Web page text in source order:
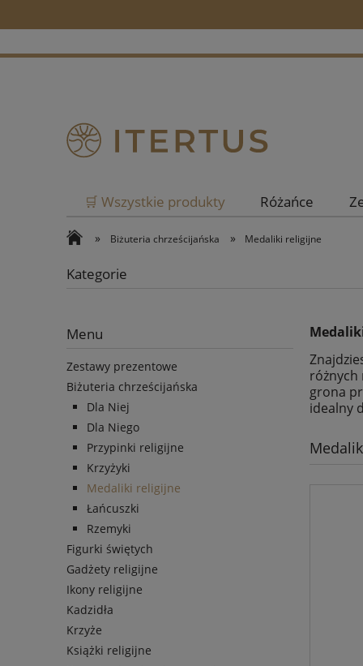
🛒 Wszystkie produkty Różańce
» Biżuteria chrześcijańska » Medaliki religijne
Kategorie
Menu
Zestawy prezentowe
Biżuteria chrześcijańska
Dla Niej
Dla Niego
Przypinki religijne
Krzyżyki
Medaliki religijne
Łańcuszki
Rzemyki
Figurki świętych
Gadżety religijne
Ikony religijne
Kadzidła
Krzyże
Książki religijne
różnych
grona
idealny